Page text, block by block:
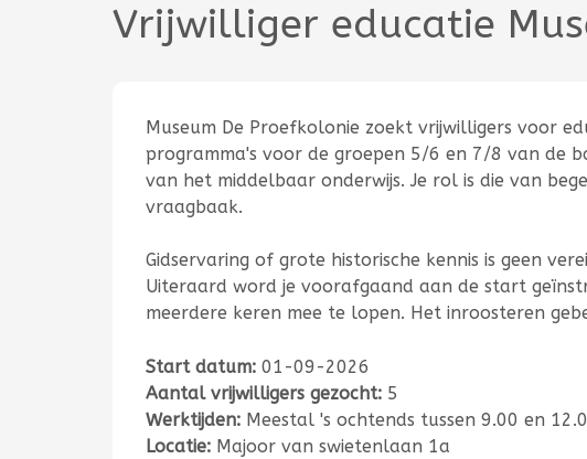
Vrijwilliger educatie
Museum De Proefkolonie zoekt vrijwilligers voor
programma's voor de groepen 5/6 en 7/8 van de
van het middelbaar onderwijs. Je rol is die van
vraagbaak.
Gidservaring of grote historische kennis is geen
Uiteraard word je voorafgaand aan de start
meerdere keren mee te lopen. Het inroosteren
Start datum: 01-09-2026
Aantal vrijwilligers gezocht: 5
Werktijden: Meestal 's ochtends tussen 9.00 en
Locatie: Majoor van swietenlaan 1a